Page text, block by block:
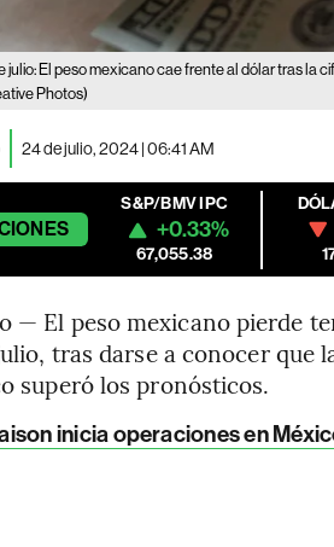
julio: El peso mexicano cae frente al dólar tras la
Photos)
24 de julio, 2024 | 06:41 AM
S&P/BMV IPC
+0.33%
67,055.38
— El peso mexicano pierde
tras darse a conocer
superó los pronósticos.
inicia operaciones en